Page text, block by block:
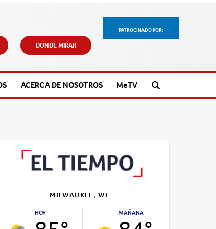
PATROCINADO POR:
DONDE MIRAR
ACERCA DE NOSOTROS MeTV
MILWAUKEE, WI
HOY MAÑANA